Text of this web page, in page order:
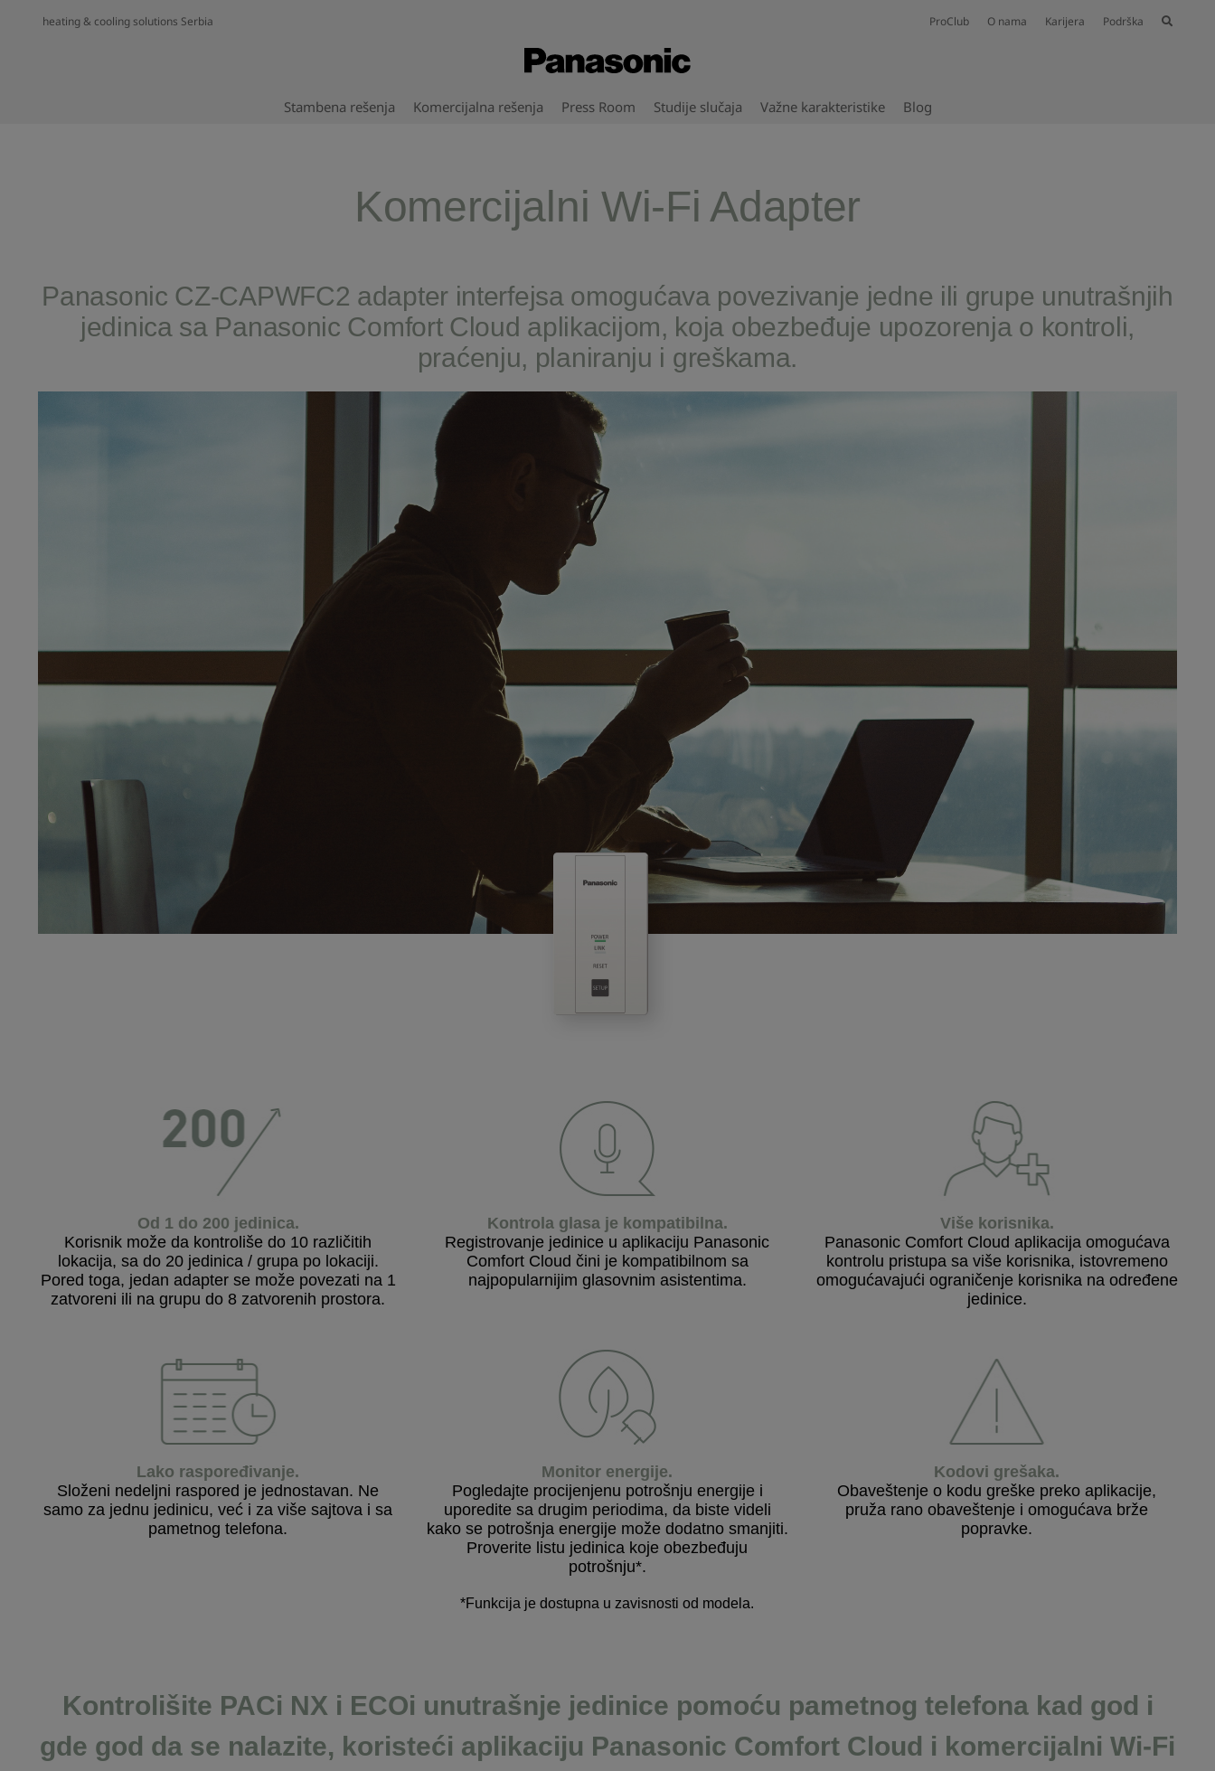
heating & cooling solutions Serbia ProClub O nama Karijera Podrška
Stambena rešenja Komercijalna rešenja Press Room Studije slučaja Važne karakteristike Blog
Komercijalni Wi-Fi Adapter
Panasonic CZ-CAPWFC2 adapter interfejsa omogućava povezivanje jedne ili grupe unutrašnjih
jedinica sa Panasonic Comfort Cloud aplikacijom, koja obezbeđuje upozorenja o kontroli,
praćenju, planiranju i greškama.
Od 1 do 200 jedinica.
Korisnik može da kontroliše do 10 različitih
lokacija, sa do 20 jedinica / grupa po lokaciji.
Pored toga, jedan adapter se može povezati na 1
zatvoreni ili na grupu do 8 zatvorenih prostora.
Kontrola glasa je kompatibilna.
Registrovanje jedinice u aplikaciju Panasonic
Comfort Cloud čini je kompatibilnom sa
najpopularnijim glasovnim asistentima.
Više korisnika.
Panasonic Comfort Cloud aplikacija omogućava
kontrolu pristupa sa više korisnika, istovremeno
omogućavajući ograničenje korisnika na određene
jedinice.
Lako raspoređivanje.
Složeni nedeljni raspored je jednostavan. Ne
samo za jednu jedinicu, već i za više sajtova i sa
pametnog telefona.
Monitor energije.
Pogledajte procijenjenu potrošnju energije i
uporedite sa drugim periodima, da biste videli
kako se potrošnja energije može dodatno smanjiti.
Proverite listu jedinica koje obezbeđuju
potrošnju*.
*Funkcija je dostupna u zavisnosti od modela.
Kodovi grešaka.
Obaveštenje o kodu greške preko aplikacije,
pruža rano obaveštenje i omogućava brže
popravke.
Kontrolišite PACi NX i ECOi unutrašnje jedinice pomoću pametnog telefona kad god i
gde god da se nalazite, koristeći aplikaciju Panasonic Comfort Cloud i komercijalni Wi-Fi